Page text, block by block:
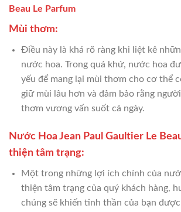
Beau Le Parfum
Mùi thơm:
Điều này là khá rõ ràng khi liệt kê
nước hoa. Trong quá khứ, nước hoa
yếu để mang lại mùi thơm cho cơ thể
giữ mùi lâu hơn và đảm bảo rằng
thơm vương vấn suốt cả ngày.
Nước Hoa Jean Paul Gaultier Le
thiện tâm trạng:
Một trong những lợi ích chính của
thiện tâm trạng của quý khách hàng,
chúng sẽ khiến tinh thần của bạn